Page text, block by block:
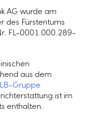
AG wurde am
des Fürstentums
FL-0001.000.289-
aus dem
Gruppe
ist im
enthalten.